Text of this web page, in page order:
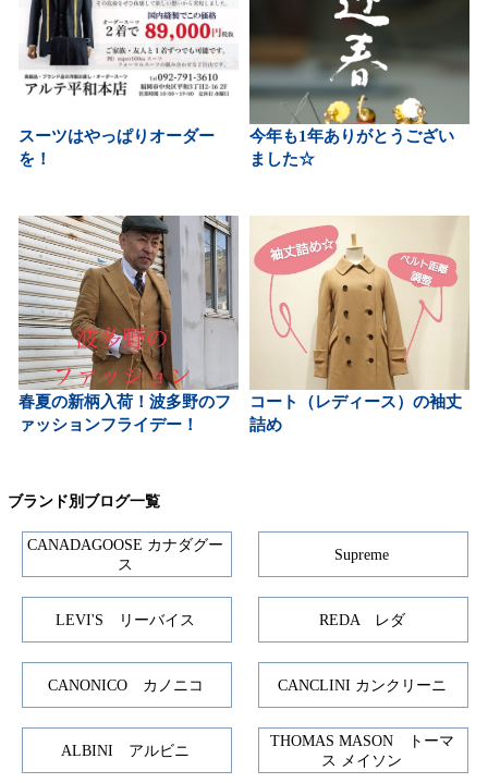
スーツはやっぱりオーダー
を！
今年も1年ありがとうござい
ました☆
春夏の新柄入荷！波多野のフ
ァッションフライデー！
コート（レディース）の袖丈
詰め
ブランド別ブログ一覧
CANADAGOOSE カナダグー
ス
Supreme
LEVI'S リーバイス REDA レダ
CANONICO カノニコ CANCLINI カンクリーニ
ALBINI アルビニ
THOMAS MASON トーマ
ス メイソン